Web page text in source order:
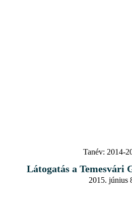
Tanév: 2014-
Látogatás a Temesvári
2015. június